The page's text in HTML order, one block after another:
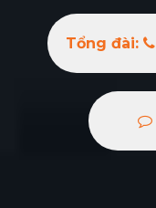
Tổng đài: